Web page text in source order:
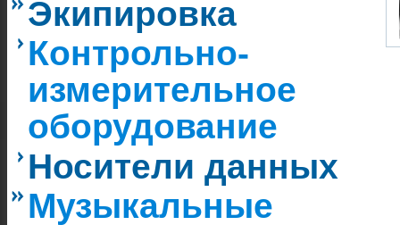
Экипировка
Контрольно-
измерительное
оборудование
Носители данных
Музыкальные